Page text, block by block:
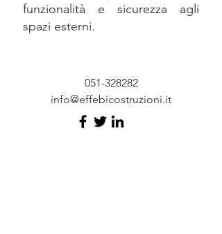
funzionalità e sicurezza agli
spazi esterni.
051-328282
info@effebicostruzioni.it